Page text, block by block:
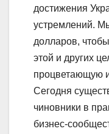
достижения
устремлений.
долларов,
этой и других
процветающую
Сегодня
чиновники в
бизнес-